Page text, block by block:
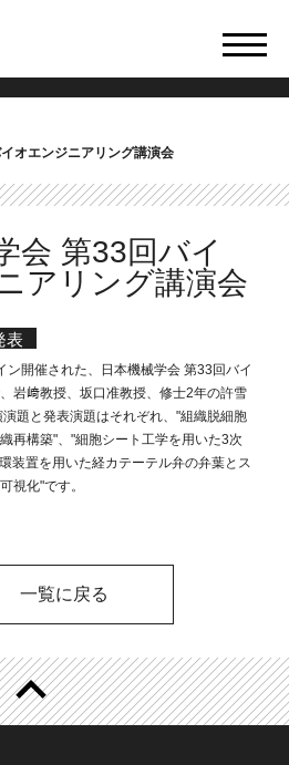
オエンジニアリング講演会
会 第33回バイ
アリング講演会
表
開催された、日本機械学会 第33回バイ
岩﨑教授、坂口准教授、修士2年の許雪
題と発表演題はそれぞれ、"組織脱細胞
再構築"、"細胞シート工学を用いた3次
装置を用いた経カテーテル弁の弁葉とス
視化"です。
一覧に戻る